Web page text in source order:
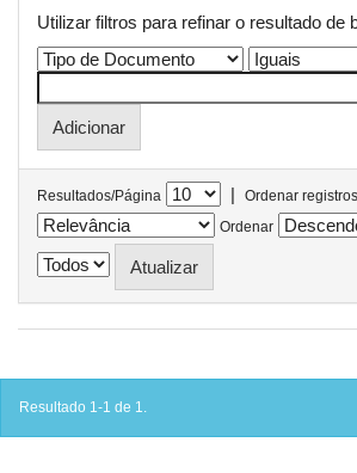
Utilizar filtros para refinar o resultado de
Resultados/Página |
Ordenar
Ordenar
Resultado 1-1 de 1.